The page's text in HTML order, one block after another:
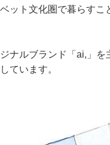
ット文化圏で暮らす
ナルブランド「ai,」
ています。